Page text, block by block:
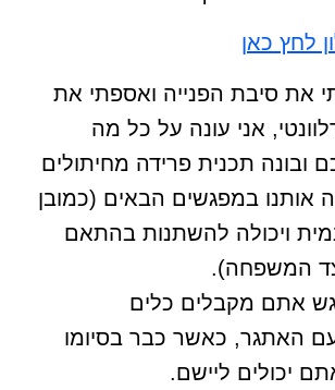
לחץ כאן
את סיבת הפנייה ואספתי את
אני עונה על כל מה
ובונה תכנית פרידה מחיתולים
אותנו במפגשים הבאים (כמובן
ויכולה להשתנות בהתאם
המשפחה).
אתם מקבלים כלים
האתגר, כאשר כבר בסיומו
יכולים ליישם.